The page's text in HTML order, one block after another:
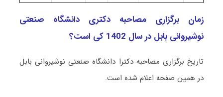
زمان برگزاری مصاحبه دکتری دانشگاه صنعتی
نوشیروانی بابل در سال 1402 کی است؟
تاریخ برگزاری مصاحبه دکترا دانشگاه صنعتی نوشیروانی بابل
در همین صفحه اعلام شده است.